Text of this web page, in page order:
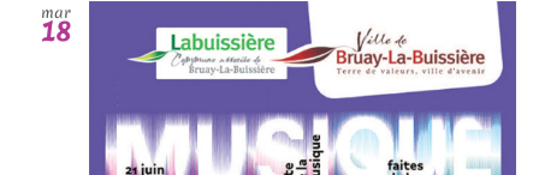
mar
18